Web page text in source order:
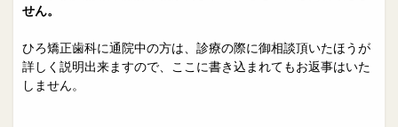
せん。
ひろ矯正歯科に通院中の方は、診療の際に御相談頂いたほうが
詳しく説明出来ますので、ここに書き込まれてもお返事はいた
しません。